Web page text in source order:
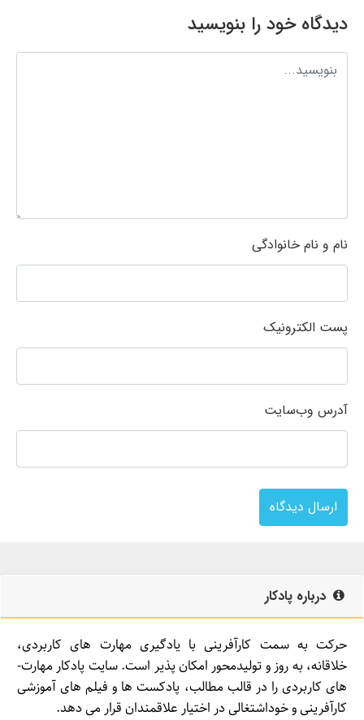
دیدگاه خود را بنویسید
نام و نام خانوادگی
پست الکترونیک
آدرس وب‌سایت
ارسال دیدگاه
درباره پادکار
حرکت به سمت کارآفرینی با یادگیری مهارت­ های کاربردی،
خلاقانه، به روز و تولیدمحور امکان­ پذیر است. سایت پادکار مهارت­
های کاربردی را در قالب مطالب، پادکست­ ها و فیلم ­های آموزشی
کارآفرینی و خوداشتغالی در اختیار علاقمندان قرار می ­دهد.